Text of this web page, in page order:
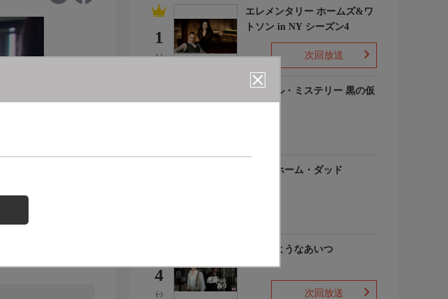
1
(-)
エレメンタリー ホームズ&ワ
トソン in NY シーズン4
次回放送
ルーヴル・ミステリー 黒の仮
アットホーム・ダッド
4
(-)
悪魔のようなあいつ
次回放送